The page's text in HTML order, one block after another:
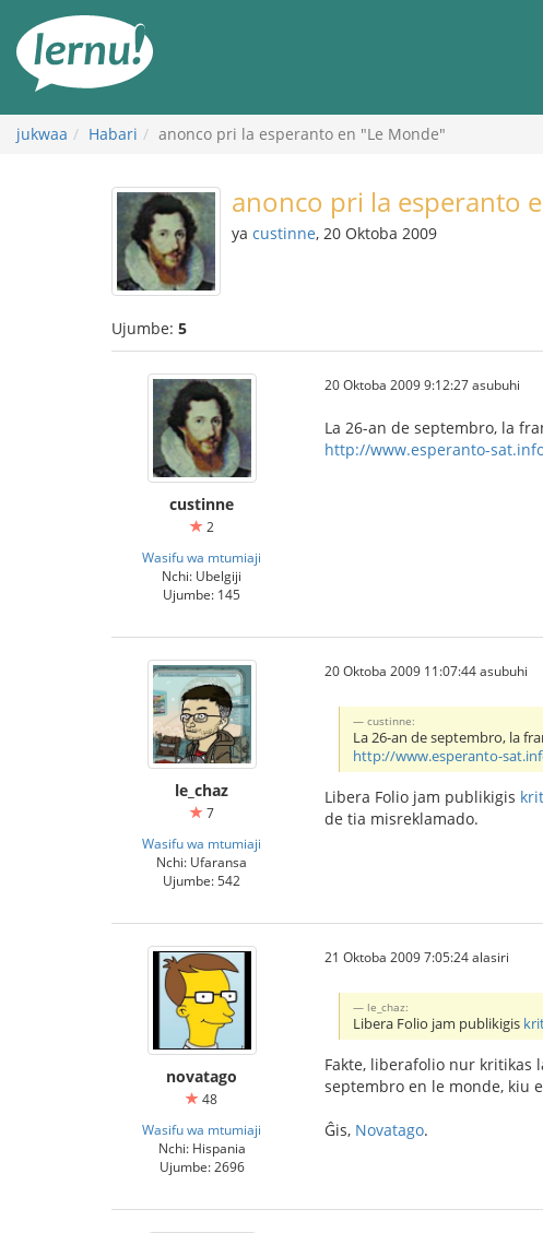
maudhui
jukwaa Habari anonco pri la esperanto en "Le Monde"
anonco pri la esperanto
ya custinne, 20 Oktoba 2009
Ujumbe: 5
custinne
2
Wasifu wa mtumiaji
Nchi: Ubelgiji
Ujumbe: 145
20 Oktoba 2009 9:12:27 asubuhi
La 26-an de septembro, la
http://www.esperanto-
le_chaz
7
Wasifu wa mtumiaji
Nchi: Ufaransa
Ujumbe: 542
20 Oktoba 2009 11:07:44 asubuhi
custinne:
La 26-an de septembro, la
http://www.esperanto-
Libera Folio jam publikigis
de tia misreklamado.
novatago
48
Wasifu wa mtumiaji
Nchi: Hispania
Ujumbe: 2696
21 Oktoba 2009 7:05:24 alasiri
le_chaz:
Libera Folio jam publikigis
Fakte, liberafolio nur kritikas
septembro en le monde, kiu
Ĝis, Novatago.